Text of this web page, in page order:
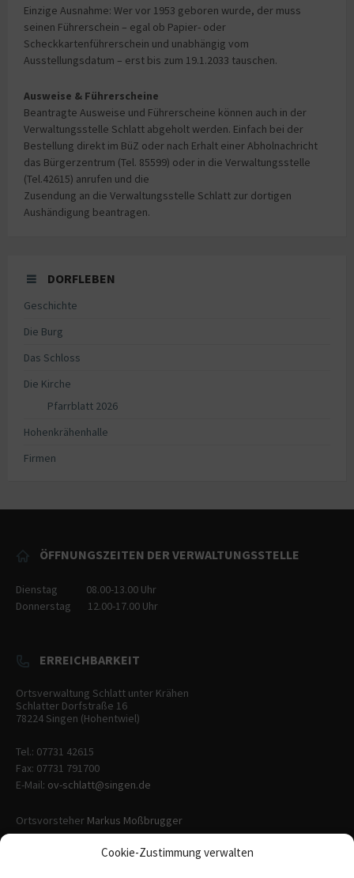
Cookie-Zustimmung verwalten
Einzige Ausnahme: Wer vor 1953 geboren wurde, der muss
seinen Führerschein – egal ob Papier- oder
Scheckkartenführerschein und unabhängig vom
Ausstellungsdatum – erst bis zum 19.1.2033 tauschen.
Ausweise & Führerscheine
Beantragte Ausweise und Führerscheine können auch in der
Verwaltungsstelle Schlatt abgeholt werden. Einfach bei der
Bestellung direkt im BüZ oder nach Erhalt einer Abholnachricht
das Bürgerzentrum (Tel. 85599) oder in die Verwaltungsstelle
(Tel.42615) anrufen und die
Zusendung an die Verwaltungsstelle Schlatt zur dortigen
Aushändigung beantragen.
DORFLEBEN
Geschichte
Die Burg
Das Schloss
Die Kirche
Pfarrblatt 2026
Hohenkrähenhalle
Firmen
ÖFFNUNGSZEITEN DER VERWALTUNGSSTELLE
Dienstag 08.00-13.00 Uhr
Donnerstag 12.00-17.00 Uhr
ERREICHBARKEIT
Ortsverwaltung Schlatt unter Krähen
Schlatter Dorfstraße 16
78224 Singen (Hohentwiel)
Tel.: 07731 42615
Fax: 07731 791700
E-Mail: ov-schlatt@singen.de
Ortsvorsteher Markus Moßbrugger